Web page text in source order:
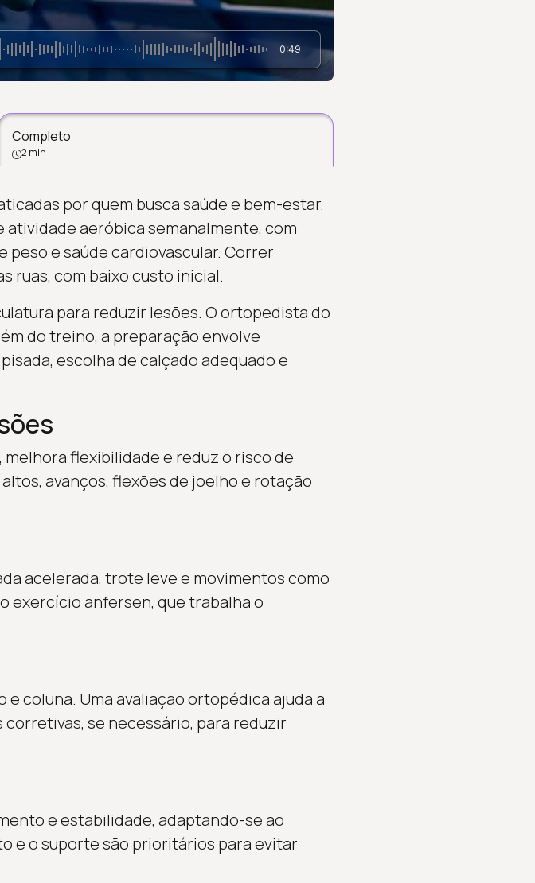
0:49
Completo
2 min
por quem busca saúde e bem-estar.
atividade aeróbica semanalmente, com
e saúde cardiovascular. Correr
ruas, com baixo custo inicial.
para reduzir lesões. O ortopedista do
do treino, a preparação envolve
escolha de calçado adequado e
flexibilidade e reduz o risco de
avanços, flexões de joelho e rotação
acelerada, trote leve e movimentos como
exercício anfersen, que trabalha o
coluna. Uma avaliação ortopédica ajuda a
se necessário, para reduzir
e estabilidade, adaptando-se ao
e o suporte são prioritários para evitar